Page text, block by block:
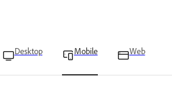
Desktop Mobile Web